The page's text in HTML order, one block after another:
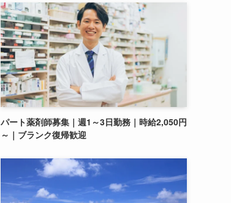
パート薬剤師募集｜週1～3日勤務｜時給2,050円
～｜ブランク復帰歓迎